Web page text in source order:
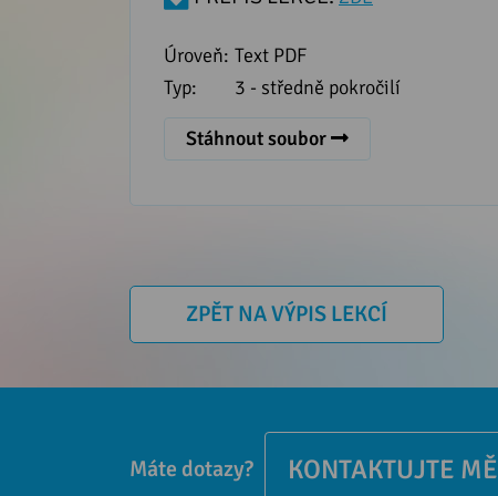
Úroveň: Text PDF
Typ:
3 - středně pokročilí
Stáhnout soubor
ZPĚT NA VÝPIS LEKCÍ
Máte dotazy? KONTAKTUJTE MĚ